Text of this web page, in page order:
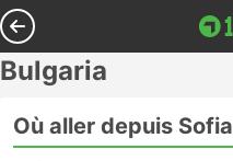
Bulgaria
Où aller depuis Sofia